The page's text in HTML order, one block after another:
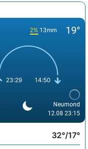
2% 13mm 19°
23:29 14:50
Neumond
12.08 23:15
32°/17°